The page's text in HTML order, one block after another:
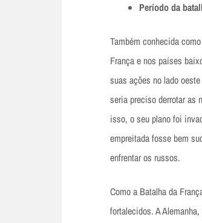
Período da
Também conhecida
França e nos países
suas ações no lado
seria preciso derrotar as
isso, o seu plano foi
empreitada fosse bem
enfrentar os russos.
Como a Batalha da
fortalecidos. A